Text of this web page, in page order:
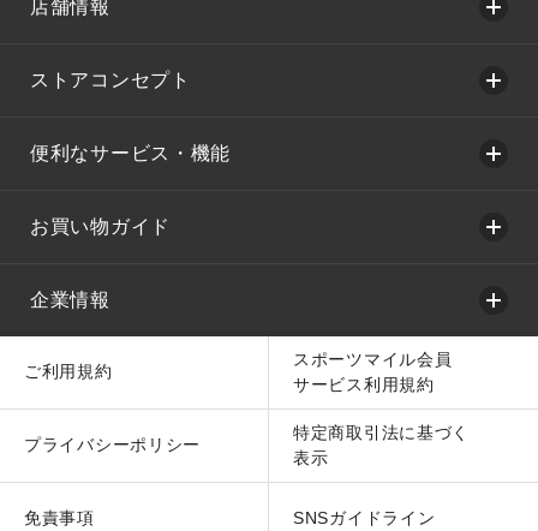
店舗情報
ストアコンセプト
便利なサービス・機能
お買い物ガイド
企業情報
ご利用規約
スポーツマイル会員
サービス利用規約
プライバシーポリシー
特定商取引法に基づく
表示
免責事項 SNSガイドライン